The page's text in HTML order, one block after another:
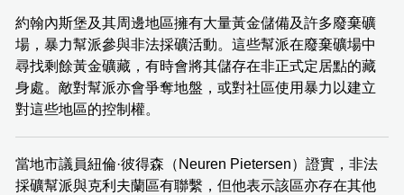
約翰內斯堡及其周邊地區擁有大量黃金儲備及許多廢棄礦
場，暴力幫派參與非法採礦活動。這些幫派在廢棄礦場中
尋找剩餘黃金礦藏，有時會將其儲存在非正式定居點的藏
身處。敵對幫派亦會爭奪地盤，或對社區使用暴力以建立
對這些地區的控制權。
當地市議員紐倫·彼得森（Neuren Pietersen）證實，非法
採礦幫派與克利夫蘭區有聯繫，但他表示該區亦存在其他